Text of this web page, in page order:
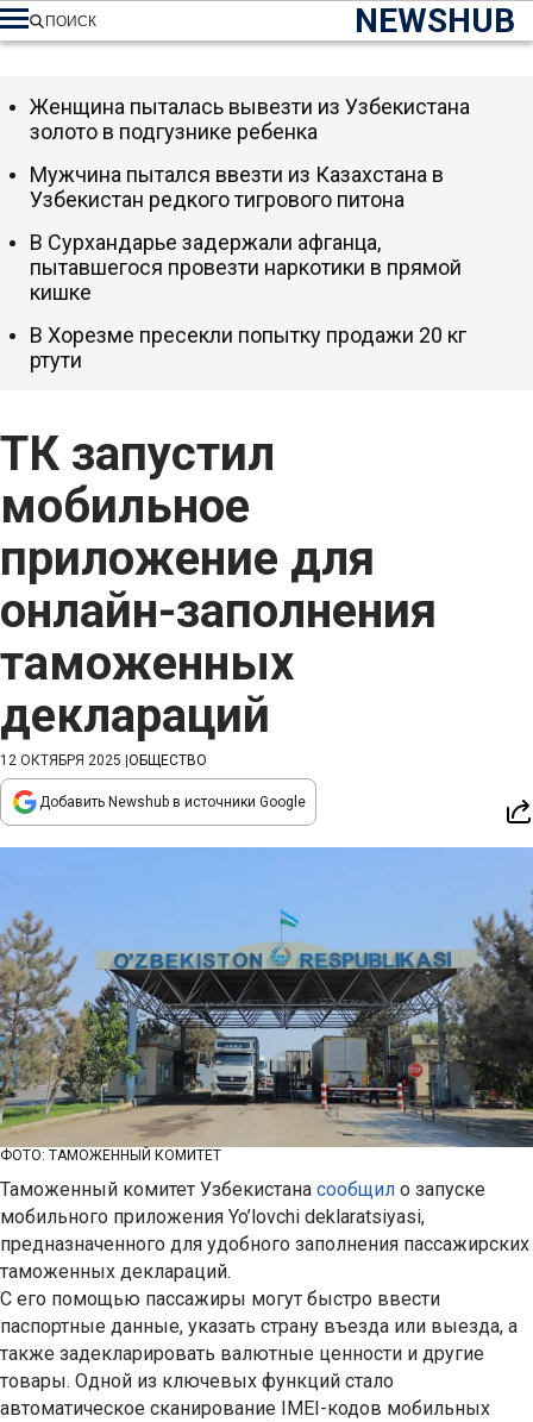
NEWSHUB
ПОИСК
ТК запустил
мобильное
приложение для
онлайн-заполнения
таможенных
деклараций
12 ОКТЯБРЯ 2025 ОБЩЕСТВО
Добавить Newshub в источники Google
ФОТО: ТАМОЖЕННЫЙ КОМИТЕТ
Таможенный комитет Узбекистана сообщил о запуске
мобильного приложения Yo’lovchi deklaratsiyasi,
предназначенного для удобного заполнения пассажирских
таможенных деклараций.
С его помощью пассажиры могут быстро ввести
паспортные данные, указать страну въезда или выезда, а
также задекларировать валютные ценности и другие
товары. Одной из ключевых функций стало
автоматическое сканирование IMEI-кодов мобильных
Женщина пыталась вывезти из Узбекистана
золото в подгузнике ребенка
Мужчина пытался ввезти из Казахстана в
Узбекистан редкого тигрового питона
В Сурхандарье задержали афганца,
пытавшегося провезти наркотики в прямой
кишке
В Хорезме пресекли попытку продажи 20 кг
ртути